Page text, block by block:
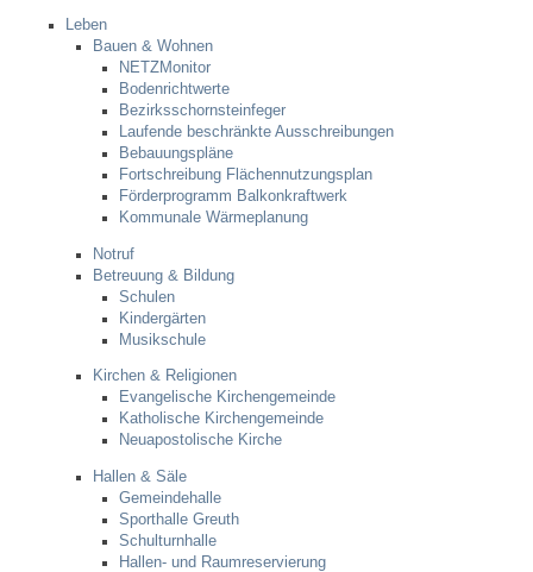
Ortsplan
Bildergalerie
Rund um den Wein
Schlepper / Traktor
Rathaus
Aktuelles
Gemeindeverwaltung
Mitarbeiter
Stellenangebote
Ortsrecht
Leben
Bauen & Wohnen
NETZMonitor
Bodenrichtwerte
Bezirksschornsteinfeger
Laufende beschränkte Ausschreibungen
Bebauungspläne
Fortschreibung Flächennutzungsplan
Förderprogramm Balkonkraftwerk
Kommunale Wärmeplanung
Notruf
Betreuung & Bildung
Schulen
Kindergärten
Musikschule
Kirchen & Religionen
Evangelische Kirchengemeinde
Katholische Kirchengemeinde
Neuapostolische Kirche
Hallen & Säle
Gemeindehalle
Sporthalle Greuth
Schulturnhalle
Hallen- und Raumreservierung